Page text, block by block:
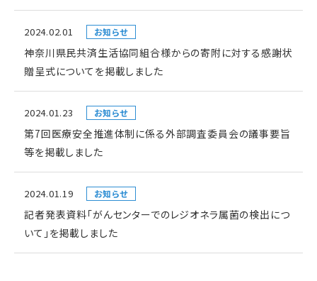
2024.02.01 お知らせ
神奈川県民共済生活協同組合様からの寄附に対する感謝状
贈呈式についてを掲載しました
2024.01.23 お知らせ
第7回医療安全推進体制に係る外部調査委員会の議事要旨
等を掲載しました
2024.01.19 お知らせ
記者発表資料「がんセンターでのレジオネラ属菌の検出につ
いて」を掲載しました